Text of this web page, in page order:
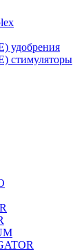
удобрения
стимуляторы